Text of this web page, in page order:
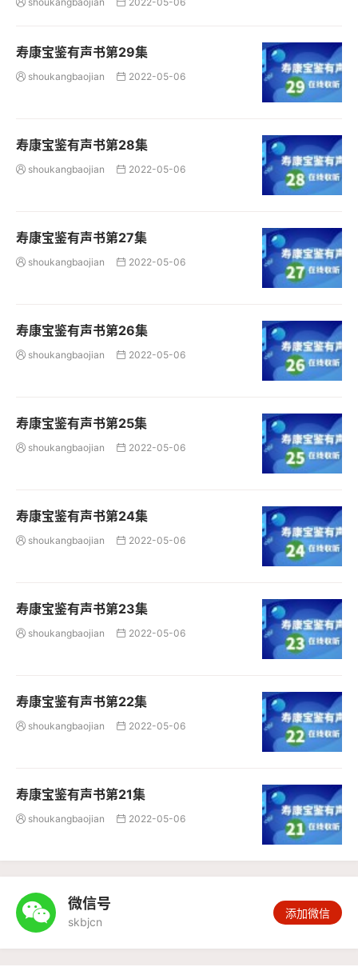
寿康宝鉴有声书第29集
 shoukangbaojian  2022-05-06
寿康宝鉴有声书第28集
 shoukangbaojian  2022-05-06
寿康宝鉴有声书第27集
 shoukangbaojian  2022-05-06
寿康宝鉴有声书第26集
 shoukangbaojian  2022-05-06
寿康宝鉴有声书第25集
 shoukangbaojian  2022-05-06
寿康宝鉴有声书第24集
 shoukangbaojian  2022-05-06
寿康宝鉴有声书第23集
 shoukangbaojian  2022-05-06
寿康宝鉴有声书第22集
 shoukangbaojian  2022-05-06
寿康宝鉴有声书第21集
 shoukangbaojian  2022-05-06
 微信号
skbjcn
添加微信